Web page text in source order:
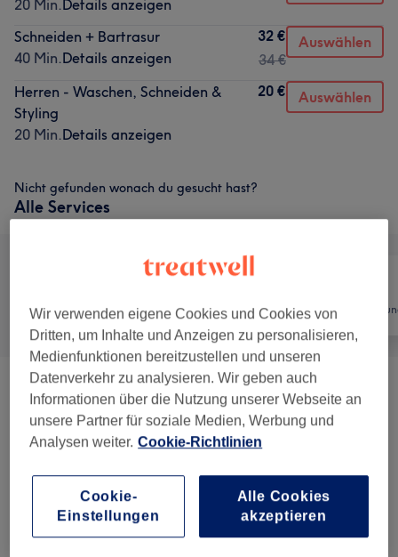
20 Min.Details anzeigen
Schneiden + Bartrasur
40 Min.Details anzeigen
32 €
34 €
Auswählen
Herren - Waschen, Schneiden &
Styling
20 Min.Details anzeigen
20 € Auswählen
Nicht gefunden wonach du gesucht hast?
Alle Services
Alle Friseur
Herren (10) ab 5 €
Damen (5)
Coloration & Farbe Inkl. Selber Föhnen (8) ab 26 €
Coloration & Farbe Inkl. Föhnen / Styling (3) ab 41 €
Wir verwenden eigene Cookies und Cookies von
Dritten, um Inhalte und Anzeigen zu personalisieren,
Medienfunktionen bereitzustellen und unseren
Datenverkehr zu analysieren. Wir geben auch
Informationen über die Nutzung unserer Webseite an
unsere Partner für soziale Medien, Werbung und
Analysen weiter. Cookie-Richtlinien
Cookie-
Einstellungen
Alle Cookies
akzeptieren